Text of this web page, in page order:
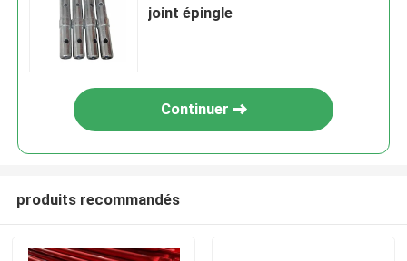
joint épingle
Continuer
produits recommandés